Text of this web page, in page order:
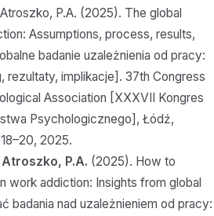
P.A. (2025). The global
Assumptions, process, results,
badanie uzależnienia od pracy:
rezultaty, implikacje]. 37th Congress
Association [XXXVII Kongres
Psychologicznego], Łódź,
2025.
P.A. (2025). How to
work addiction: Insights from global
badania nad uzależnieniem od pracy: